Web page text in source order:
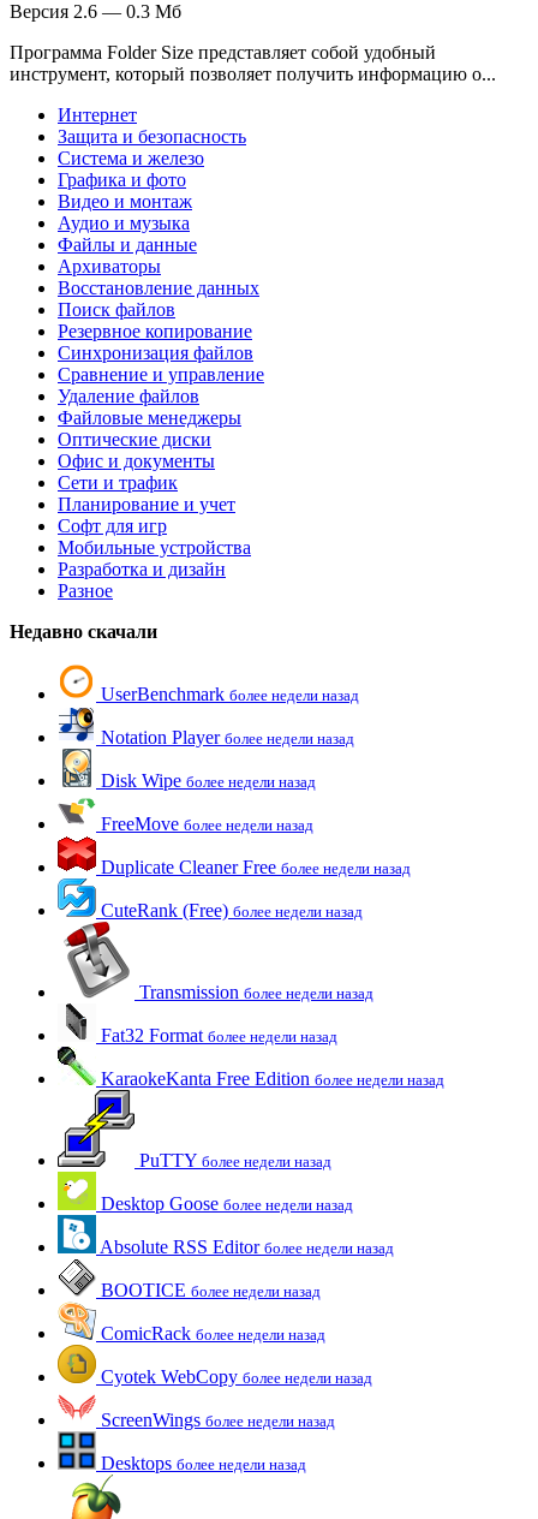
Версия 2.6 — 0.3 Мб
Программа Folder Size представляет собой удобный
инструмент, который позволяет получить информацию о...
Интернет
Защита и безопасность
Система и железо
Графика и фото
Видео и монтаж
Аудио и музыка
Файлы и данные
Архиваторы
Восстановление данных
Поиск файлов
Резервное копирование
Синхронизация файлов
Сравнение и управление
Удаление файлов
Файловые менеджеры
Оптические диски
Офис и документы
Сети и трафик
Планирование и учет
Софт для игр
Мобильные устройства
Разработка и дизайн
Разное
Недавно скачали
UserBenchmark более недели назад
Notation Player более недели назад
Disk Wipe более недели назад
FreeMove более недели назад
Duplicate Cleaner Free более недели назад
CuteRank (Free) более недели назад
Transmission более недели назад
Fat32 Format более недели назад
KaraokeKanta Free Edition более недели назад
PuTTY более недели назад
Desktop Goose более недели назад
Absolute RSS Editor более недели назад
BOOTICE более недели назад
ComicRack более недели назад
Cyotek WebCopy более недели назад
ScreenWings более недели назад
Desktops более недели назад